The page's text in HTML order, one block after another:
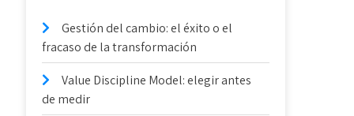
Gestión del cambio: el éxito o el
fracaso de la transformación
Value Discipline Model: elegir antes
de medir